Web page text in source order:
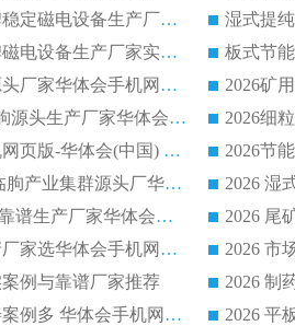
全磁高吸附深度永磁滚筒选购指南 业内口碑稳定磁电设备生产厂家详细推荐
高回收率湿式选矿磁选机选购指南 业内口碑磁电设备生产厂家实力解析
2026 钛矿选矿优选：湿式永磁筒式磁选机源头厂家华体会手机网页版-华体会(中国) 综合解析
2026 半磁耐磨 RCT 永磁滚筒选购指南，临朐源头生产厂家华体会手机网页版-华体会(中国) 实测分享
2026 石英砂提纯设备选购指南：华体会手机网页版-华体会(中国) 提纯磁选机厂家综合解读
2026 耐磨低耗半逆流河沙磁选机选购指南 临朐产业集群源头厂华体会手机网页版-华体会(中国) 详细解析
2026客户推荐钛铁矿强磁辊式磁选机，临朐靠谱生产厂家华体会手机网页版-华体会(中国) 详解
2026 尾
2026 市场主流客户推荐矿山磁选机靠谱生产厂家选华体会手机网页版-华体会(中国)
2026 市
例与靠谱厂家推荐
2026 冶金永磁滚筒如何避坑参考：售后完善案例多 华体会手机网页版-华体会(中国) 靠谱厂家